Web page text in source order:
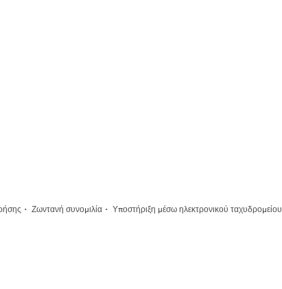
· Ζωντανή συνομιλία · Υποστήριξη μέσω ηλεκτρονικού ταχυδρομείου